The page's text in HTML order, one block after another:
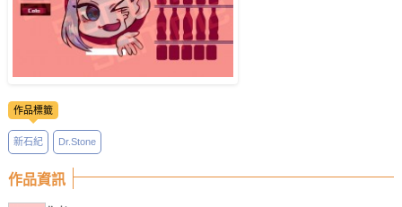
作品標籤
新石紀 Dr.Stone
作品資訊